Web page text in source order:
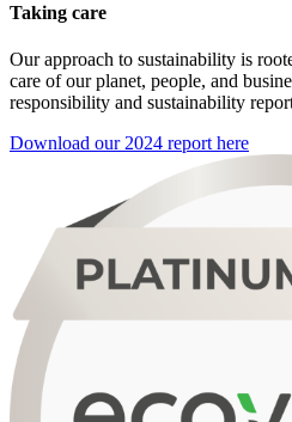
Taking care
Our approach to sustainability is
care of our planet, people, and
responsibility and sustainability
Download our 2024 report here